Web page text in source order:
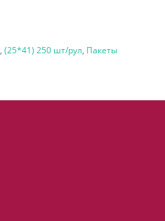
, (25*41) 250 шт/рул, Пакеты